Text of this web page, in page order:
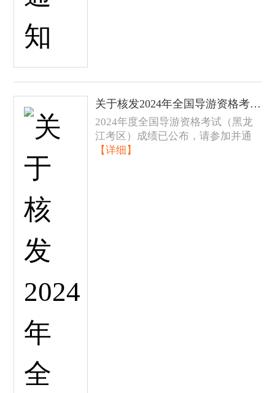
关于核发2024年全国导游资格考试（黑龙江考区）《导游资格证书》的公告
2024年度全国导游资格考试（黑龙
江考区）成绩已公布，请参加并通
【详细】